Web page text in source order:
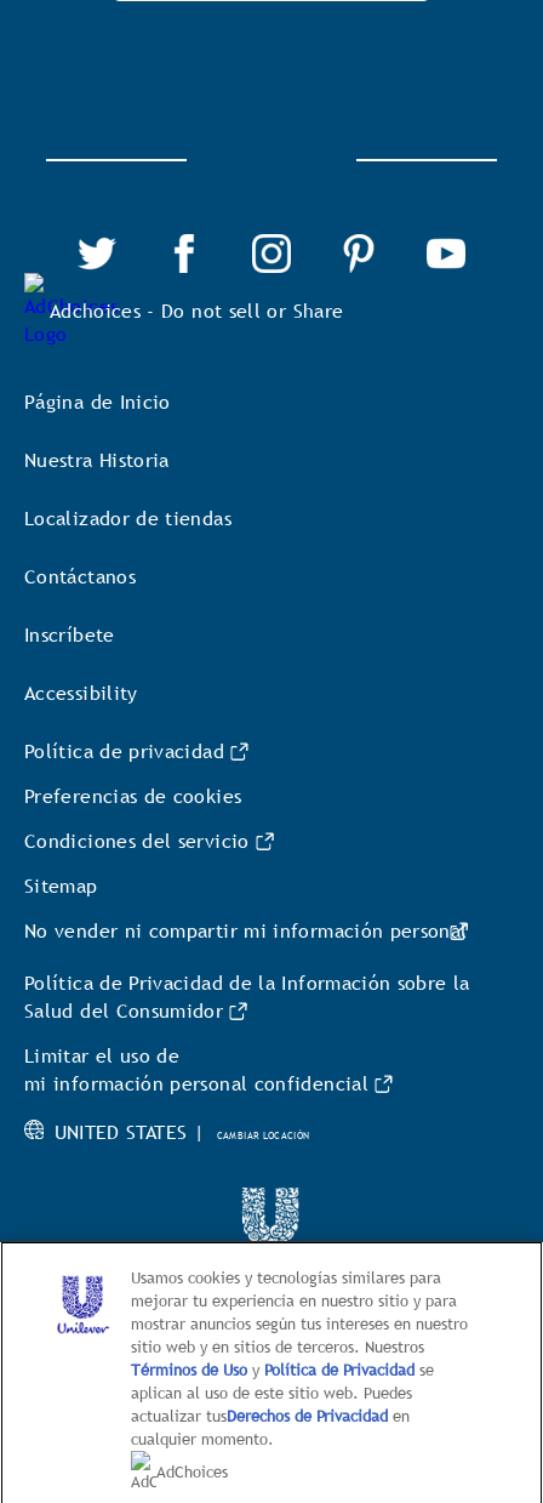
Adchoices - Do not sell or Share
Página de Inicio
Nuestra Historia
Localizador de tiendas
Contáctanos
Inscríbete
Accessibility
Política de privacidad
Preferencias de cookies
Condiciones del servicio
Sitemap
No vender ni compartir mi información personal
Política de Privacidad de la Información sobre la
Salud del Consumidor
Limitar el uso de
mi información personal confidencial
UNITED STATES | CAMBIAR LOCACIÓN
© 2026 BestFoods
Este sitio web está dirigido exclusivamente
a los consumidores estadounidenses de productos y
servicios de Unilever United States.
Este sitio web no está dirigido a
consumidores radicados fuera de Estados Unidos
Usamos cookies y tecnologías similares para
mejorar tu experiencia en nuestro sitio y para
mostrar anuncios según tus intereses en nuestro
sitio web y en sitios de terceros. Nuestros
Términos de Uso y Política de Privacidadse
aplican al uso de este sitio web. Puedes
actualizar tusDerechos de Privacidad en
cualquier momento.
AdChoices